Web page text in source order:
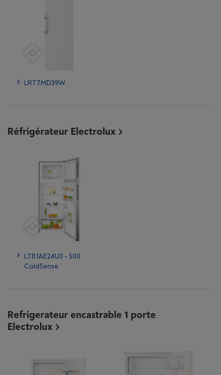
LRT7MD39W
Réfrigérateur Electrolux
LTB1AE24U0 - 500
ColdSense
Refrigerateur encastrable 1 porte
Electrolux